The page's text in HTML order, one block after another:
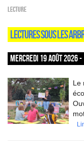
Lecture
LECTURES SOUS LES
MERCREDI 19 AOÛT 2026
Le